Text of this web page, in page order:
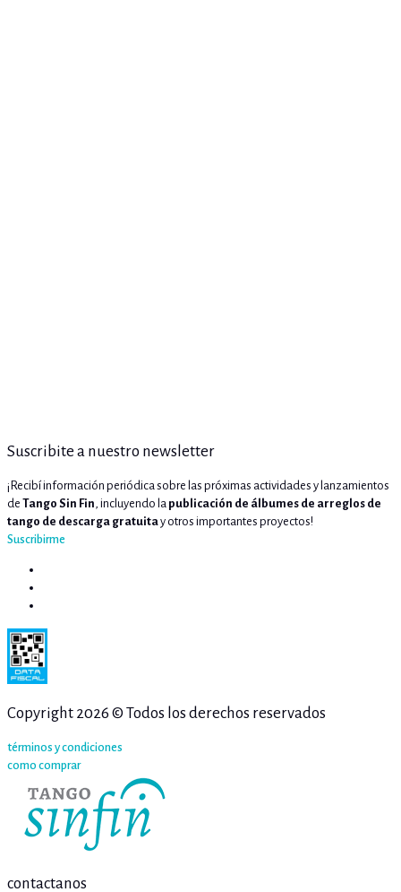
Suscribite a nuestro newsletter
¡Recibí información periódica sobre las próximas actividades y lanzamientos
de Tango Sin Fin , incluyendo la publicación de álbumes de arreglos de
tango de descarga gratuitay otros importantes proyectos!
Suscribirme
Copyright 2026 © Todos los derechos reservados
términos y condiciones
como comprar
contactanos